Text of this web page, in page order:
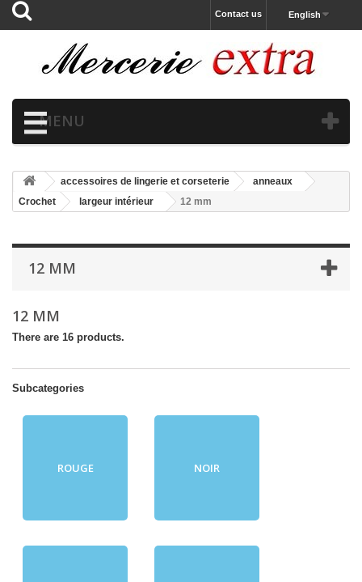
English
Contact us
MENU
accessoires de lingerie et corseterie
anneaux
Crochet
largeur intérieur 12 mm
12 MM
12 MM
There are 16 products.
Subcategories
ROUGE NOIR